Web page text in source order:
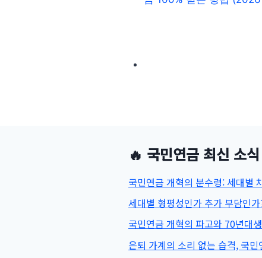
🔥 국민연금 최신 소식
국민연금 개혁의 분수령: 세대별
세대별 형평성인가 추가 부담인
국민연금 개혁의 파고와 70년대
은퇴 가계의 소리 없는 습격, 국